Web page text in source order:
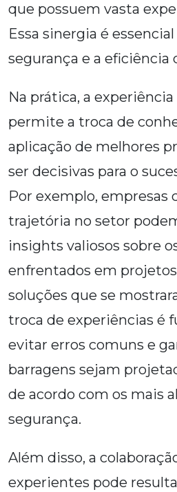
que possuem vasta
Essa sinergia é
segurança e a eficiência
Na prática, a
permite a troca de
aplicação de melhores
ser decisivas para o
Por exemplo, empresas
trajetória no setor
insights valiosos sobre
enfrentados em
soluções que se
troca de experiências é
evitar erros comuns e
barragens sejam
de acordo com os mais
segurança.
Além disso, a
experientes pode